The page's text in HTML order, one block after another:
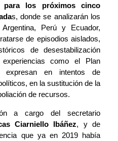
para los próximos cinco
s, donde se analizarán los
Perú y Ecuador,
de episodios aislados,
de desestabilización
como el Plan
en intentos de
en la sustitución de la
de recursos.
a cargo del secretario
Ciarniello Ibáñez, y de
que ya en 2019 había